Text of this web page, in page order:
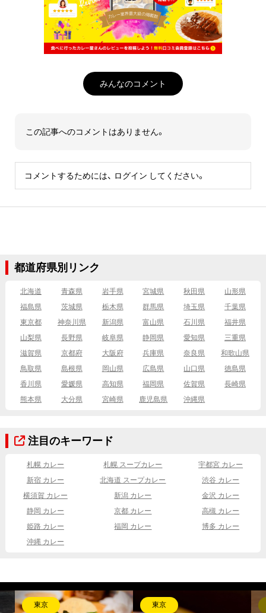
みんなのコメント
この記事へのコメントはありません。
コメントするためには、 ログイン してください。
都道府県別リンク
北海道 青森県 岩手県 宮城県 秋田県
山形県
福島県
茨城県 栃木県 群馬県 埼玉県
千葉県
東京都
神奈川県 新潟県 富山県 石川県
福井県
山梨県
長野県 岐阜県 静岡県 愛知県
三重県
滋賀県
京都府 大阪府 兵庫県 奈良県
和歌山県
鳥取県
島根県 岡山県 広島県 山口県
徳島県
香川県
愛媛県 高知県 福岡県 佐賀県
長崎県
熊本県
大分県 宮崎県 鹿児島県 沖縄県
注目のキーワード
札幌 カレー 札幌 スープカレー
宇都宮 カレー
新宿 カレー
北海道 スープカレー
渋谷 カレー
横須賀 カレー
新潟 カレー
金沢 カレー
静岡 カレー
京都 カレー
高槻 カレー
姫路 カレー
福岡 カレー
博多 カレー
沖縄 カレー
東京 東京